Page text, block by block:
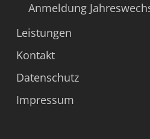
Anmeldung
Leistungen
Kontakt
Datenschutz
Impressum